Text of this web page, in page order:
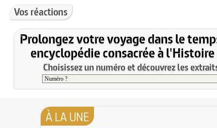
Vos réactions
Prolongez votre voyage dans le
encyclopédie consacrée à l'Histoire
Choisissez un numéro et découvrez les
À LA UNE